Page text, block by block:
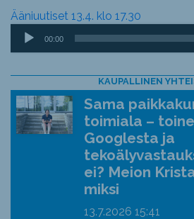
Ääniuutiset 13.4. klo 17.30
Äänitoistin
00:00
KAUPALLINEN
Sama
toimiala –
Googlesta ja
ei? Meion
miksi
13.7.2026 15:41